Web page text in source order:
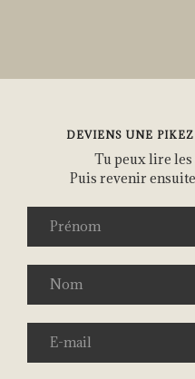
DEVIENS UNE
Tu peux lire les
Puis revenir